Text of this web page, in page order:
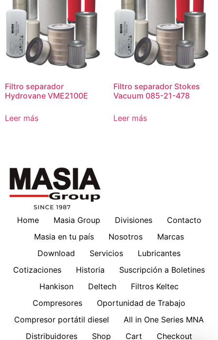
Filtro separador
Hydrovane VME2100E
Leer más
Filtro separador Stokes
Vacuum 085-21-478
Leer más
Home Masia Group Divisiones
Contacto
Masia en tu país
Nosotros
Marcas
Download
Servicios
Lubricantes
Cotizaciones
Historia
Suscripción a Boletines
Hankison
Deltech
Filtros Keltec
Compresores
Oportunidad de Trabajo
Compresor portátil diesel
All in One Series MNA
Distribuidores
Shop Cart Checkout